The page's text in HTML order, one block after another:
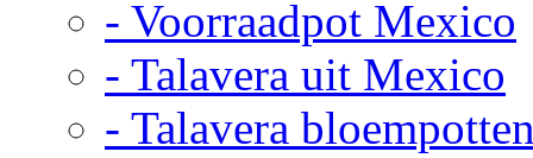
- Voorraadpot Mexico
- Talavera uit Mexico
- Talavera